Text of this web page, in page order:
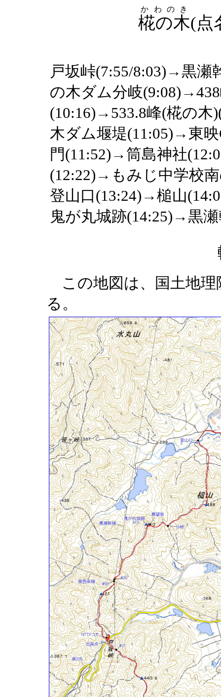
椛の木
かわのき
(点
戸坂峠(7:55/8:03)→黒瀬
の木ダム分岐
(10:16)→533.8峰(椛の
木ダム堰堤(11:05)→東
門(11:52)→筒島神社
(12:22)→もみじ中学校
登山口(13:24)→槌山
鬼が丸城跡(14:25)→黒
この地図は、国土地理
る。